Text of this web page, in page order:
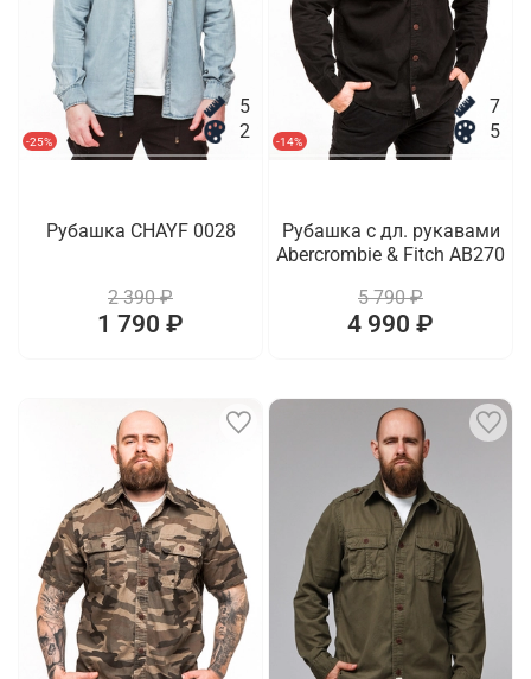
-25%
5
2
Рубашка CHAYF 0028
2 390 ₽
1 790 ₽
-14%
7
5
Рубашка с дл. рукавами
Abercrombie & Fitch AB270
5 790 ₽
4 990 ₽